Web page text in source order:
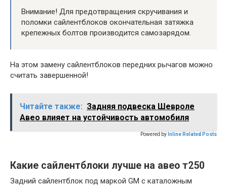
Внимание! Для предотвращения скручивания и
поломки сайлентблоков окончательная затяжка
крепежных болтов производится самозарядом.
На этом замену сайлентблоков передних рычагов можно
считать завершенной!
Читайте также: Задняя подвеска Шевроле
Авео влияет на устойчивость автомобиля
Powered by Inline Related Posts
Какие сайлентблоки лучше на авео т250
Задний сайлентблок под маркой GM с каталожным